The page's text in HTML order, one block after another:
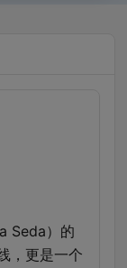
Seda）的
，更是一个